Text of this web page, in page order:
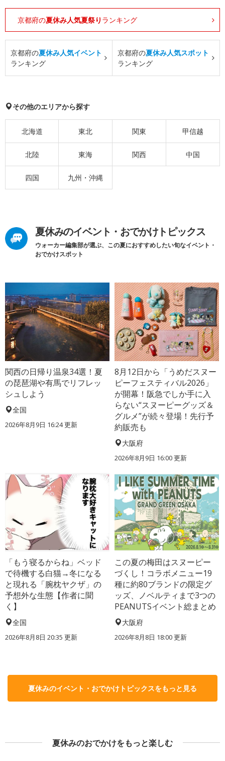
京都府の夏休み人気夏祭り ランキング
京都府の夏休み人気イベント
ランキング
京都府の夏休み人気スポット
ランキング
その他のエリアから探す
北海道 東北 関東 甲信越
北陸 東海 関西 中国
四国 九州・沖縄
夏休みのイベント・おでかけトピックス
ウォーカー編集部が選ぶ、この夏におすすめしたい旬なイベント・
おでかけスポット
関西の日帰り温泉34選！夏
の琵琶湖や有馬でリフレッ
シュしよう
全国
2026年8月9日 16:24更新
8月12日から「うめだスヌー
ピーフェスティバル2026」
が開幕！阪急でしか手に入
らない“スヌーピーグッズ＆
グルメ”が続々登場！先行予
約販売も
大阪府
2026年8月9日 16:00更新
「もう寝るからね」ベッド
で待機する白猫→冬になる
と現れる「腕枕ヤクザ」の
予想外な生態【作者に聞
く】
全国
2026年8月8日 20:35 更新
この夏の梅田はスヌーピー
づくし！コラボメニュー19
種に約80ブランドの限定グ
ッズ、ノベルティまで3つの
PEANUTSイベント総まとめ
大阪府
2026年8月8日 18:00更新
夏休みのイベント・おでかけトピックスをもっと見る
夏休みのおでかけをもっと楽しむ